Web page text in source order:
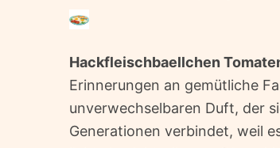
Hackfleischbaellchen
Erinnerungen an gemütliche
unverwechselbaren Duft, der
Generationen verbindet, weil